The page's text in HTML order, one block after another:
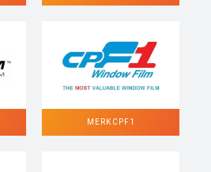
MERK CPF1